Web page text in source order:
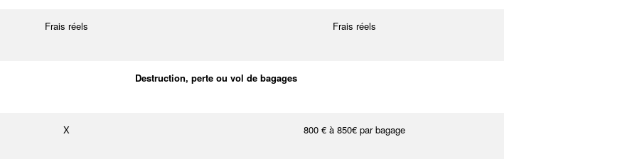
Frais réels Frais réels
Destruction, perte ou vol de bagages
X 800 € à 850€ par bagage